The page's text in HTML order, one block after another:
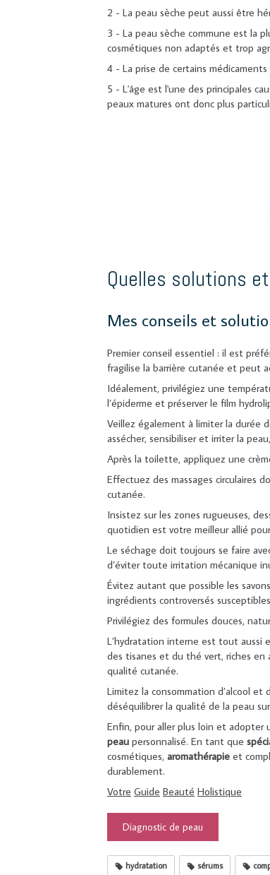
2 - La peau sèche peut aussi être
3 - La peau sèche commune est la
cosmétiques non adaptés et trop
4 - La prise de certains
5 - L'âge est l'une des principales
peaux matures ont donc plus
Quelles solutions
Mes conseils et
Premier conseil essentiel : il est
fragilise la barrière cutanée et peut
Idéalement, privilégiez une
l’épiderme et préserver le film
Veillez également à limiter la durée
assécher, sensibiliser et irriter la
Après la toilette, appliquez une
Effectuez des massages circulaires
cutanée.
Insistez sur les zones rugueuses,
quotidien est votre meilleur allié
Le séchage doit toujours se faire
d’éviter toute irritation mécanique
Évitez autant que possible les
ingrédients controversés
Privilégiez des formules douces,
L’hydratation interne est tout aussi
des tisanes et du thé vert, riches en
qualité cutanée.
Limitez la consommation d’alcool
déséquilibrer la qualité de la peau
Enfin, pour aller plus loin et adopter
peau personnalisé. En tant que
cosmétiques, aromathérapie et
durablement.
Votre Guide Beauté Holistique
Diagnostic de peau
hydratation sérums